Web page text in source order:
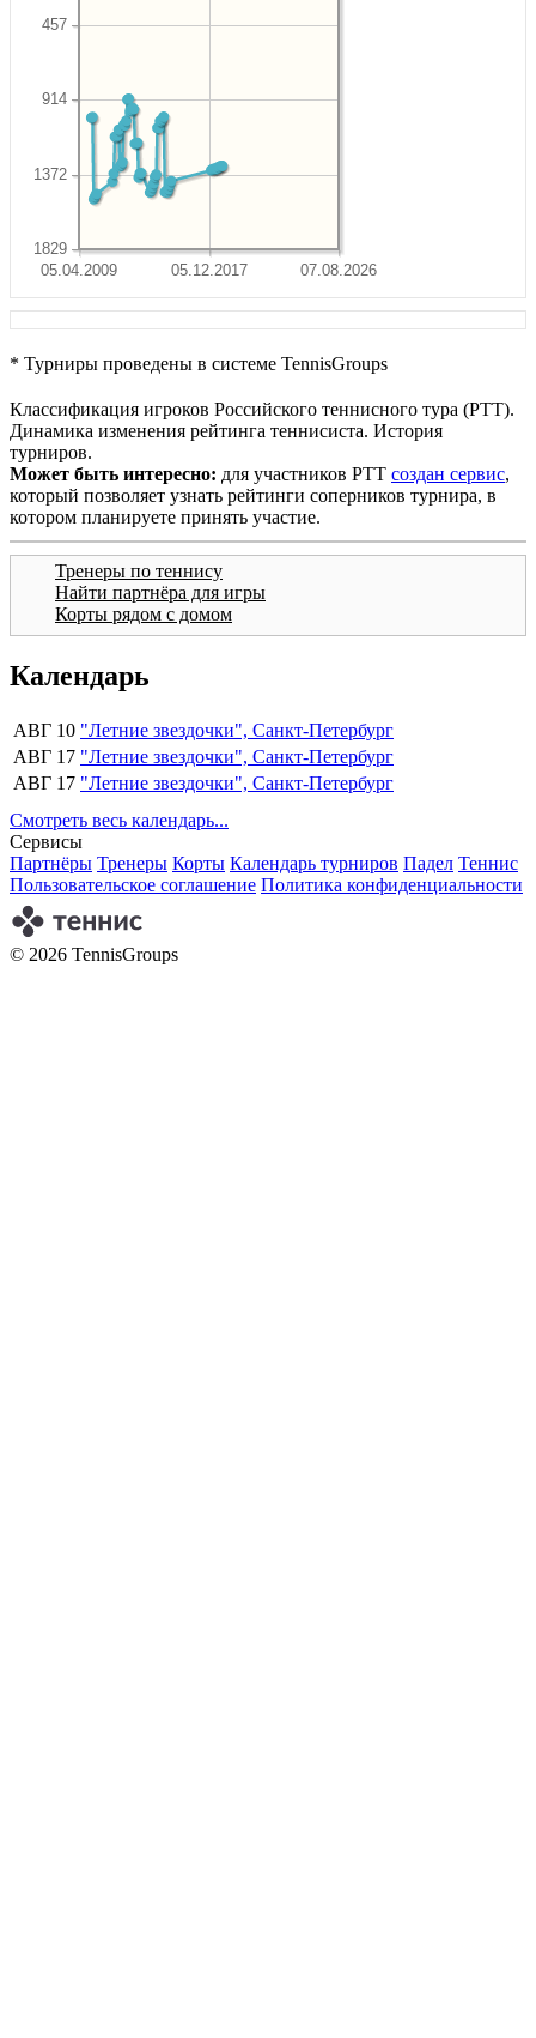
05.04.2009 05.12.2017 07.08.2026
1829
1372
914
457
* Турниры проведены в системе TennisGroups
Классификация игроков Российского теннисного тура (РТТ).
Динамика изменения рейтинга теннисиста. История
турниров.
Может быть интересно: для участников РТТ создан сервис,
который позволяет узнать рейтинги соперников турнира, в
котором планируете принять участие.
Тренеры по теннису
Найти партнёра для игры
Корты рядом с домом
Календарь
АВГ 10 "Летние звездочки", Санкт-Петербург
АВГ 17 "Летние звездочки", Санкт-Петербург
АВГ 17 "Летние звездочки", Санкт-Петербург
Смотреть весь календарь...
Сервисы
Партнёры Тренеры Корты Календарь турниров Падел Теннис
Пользовательское соглашение Политика конфиденциальности
© 2026 TennisGroups